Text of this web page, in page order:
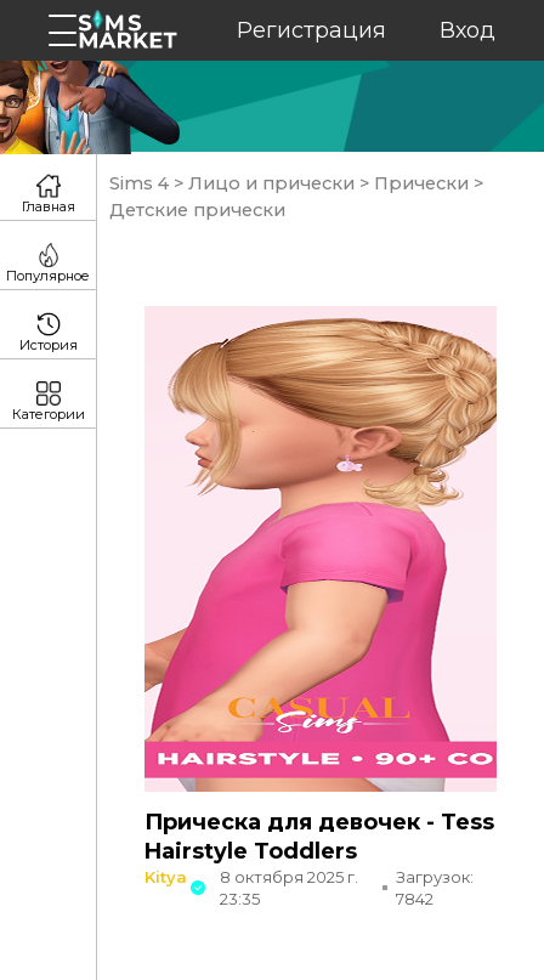
Регистрация Вход
Sims 4 > Лицо и прически > Прически >
Детские прически
Прическа для девочек - Tess
Hairstyle Toddlers
Kitya
8 октября 2025 г.
23:35
Загрузок:
7842
Главная
Популярное
История
Категории